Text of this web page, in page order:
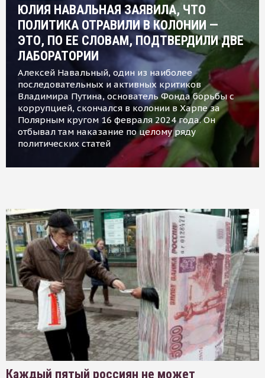
ЮЛИЯ НАВАЛЬНАЯ ЗАЯВИЛА, ЧТО
ПОЛИТИКА ОТРАВИЛИ В КОЛОНИИ —
ЭТО, ПО ЕЕ СЛОВАМ, ПОДТВЕРДИЛИ ДВЕ
ЛАБОРАТОРИИ
Алексей Навальный, один из наиболее
последовательных и активных критиков
Владимира Путина, основатель Фонда борьбы с
коррупцией, скончался в колонии в Харпе за
Полярным кругом 16 февраля 2024 года. Он
отбывал там наказание по целому ряду
политических статей
Каждый пятый россиян не может